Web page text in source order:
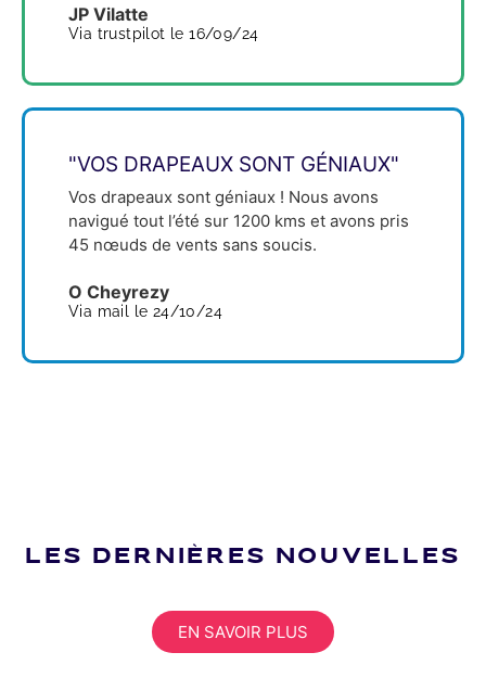
JP Vilatte
Via trustpilot le 16/09/24
"VOS DRAPEAUX SONT GÉNIAUX"
Vos drapeaux sont géniaux ! Nous avons
navigué tout l’été sur 1200 kms et avons pris
45 nœuds de vents sans soucis.
O Cheyrezy
Via mail le 24/10/24
LES DERNIÈRES NOUVELLES
EN SAVOIR PLUS